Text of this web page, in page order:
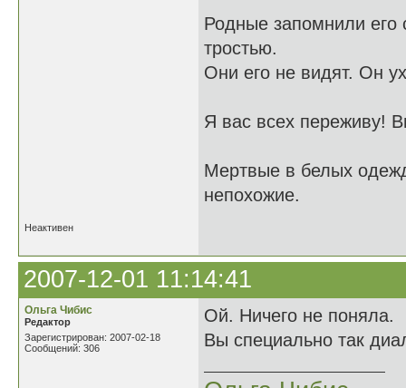
Родные запомнили
тростью.
Они его не видят. Он
Я вас всех переживу!
Мертвые в белых
непохожие.
Неактивен
2007-12-01 11:14:41
Ольга Чибис
Редактор
Зарегистрирован: 2007-02-18
Сообщений: 306
Ой. Ничего не поняла.
Вы специально так